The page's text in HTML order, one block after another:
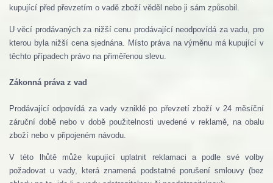
kupující před převzetím o vadě zboží věděl nebo ji sám způsobil.
U věcí prodávaných za nižší cenu prodávající neodpovídá za vadu, pro
kterou byla nižší cena sjednána. Místo práva na výměnu má kupující v
těchto případech právo na přiměřenou slevu.
Zákonná práva z vad
Prodávající odpovídá za vady vzniklé po převzetí zboží v 24 měsíční
záruční době nebo v době použitelnosti uvedené v reklamě, na obalu
zboží nebo v připojeném návodu.
V této lhůtě může kupující uplatnit reklamaci a podle své volby
požadovat u vady, která znamená podstatné porušení smlouvy (bez